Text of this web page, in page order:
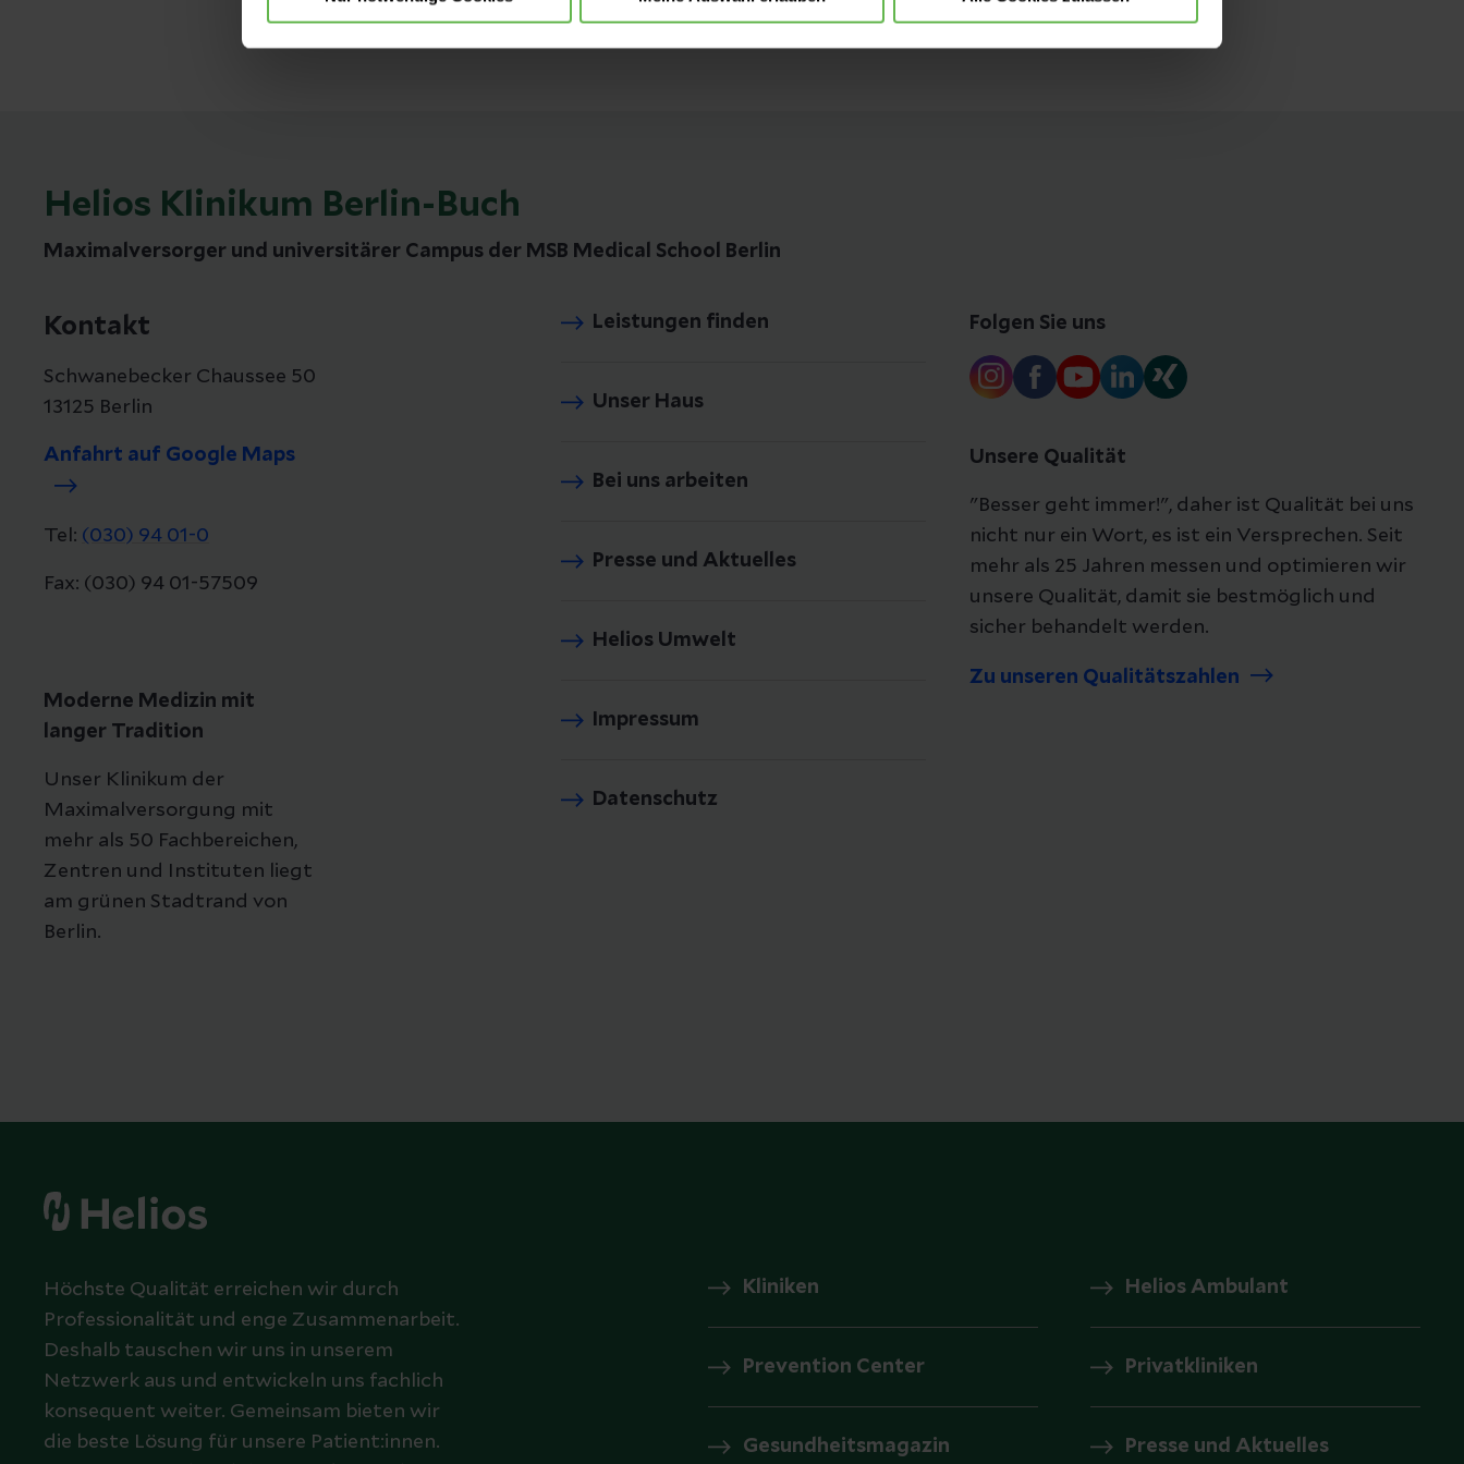
Helios Klinikum Berlin-Buch
Maximalversorger und universitärer Campus der MSB Medical School Berlin
Kontakt
Schwanebecker Chaussee 50
13125 Berlin
Anfahrt auf Google Maps
Tel: (030) 94 01-0
Fax: (030) 94 01-57509
Moderne Medizin mit
langer Tradition
Unser Klinikum der
Maximalversorgung mit
mehr als 50 Fachbereichen,
Zentren und Instituten liegt
am grünen Stadtrand von
Berlin.
Leistungen finden
Unser Haus
Bei uns arbeiten
Presse und Aktuelles
Helios Umwelt
Impressum
Datenschutz
Folgen Sie uns
Unsere Qualität
"Besser geht immer!", daher ist Qualität bei uns
nicht nur ein Wort, es ist ein Versprechen. Seit
mehr als 25 Jahren messen und optimieren wir
unsere Qualität, damit sie bestmöglich und
sicher behandelt werden.
Zu unseren Qualitätszahlen
Höchste Qualität erreichen wir durch
Professionalität und enge Zusammenarbeit.
Deshalb tauschen wir uns in unserem
Netzwerk aus und entwickeln uns fachlich
konsequent weiter. Gemeinsam bieten wir
die beste Lösung für unsere Patient:innen.
Kliniken Helios Ambulant
Prevention Center Privatkliniken
Gesundheitsmagazin Presse und Aktuelles